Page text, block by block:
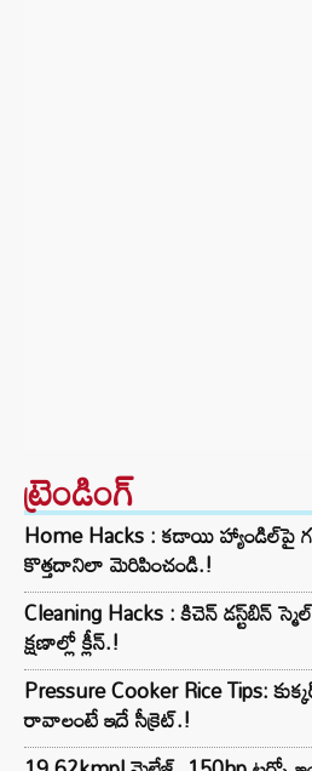
ట్రెండింగ్‌
Home Hacks : కడాయి హ్యాండిల్‌పై
కొత్తదానిలా మెరిపించండి.!
Cleaning Hacks : కిచెన్ డస్ట్‌బిన్
క్షణాల్లో క్లీన్.!
Pressure Cooker Rice Tips:
రావాలంటే ఇదే సీక్రెట్.!